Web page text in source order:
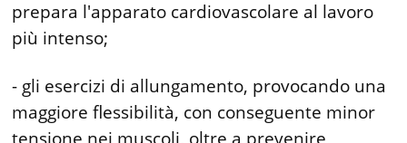
prepara l'apparato cardiovascolare al lavoro
più intenso;
- gli esercizi di allungamento, provocando una
maggiore flessibilità, con conseguente minor